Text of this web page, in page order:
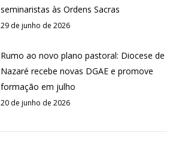
seminaristas às Ordens Sacras
29 de junho de 2026
Rumo ao novo plano pastoral: Diocese de
Nazaré recebe novas DGAE e promove
formação em julho
20 de junho de 2026